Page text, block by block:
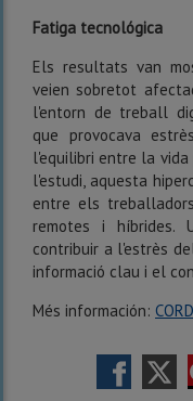
Fatiga tecnológica
Els resultats van
veien sobretot
l'entorn de treball
que provocava
l'equilibri entre la vida
l'estudi, aquesta
entre els
remotes i híbrides.
contribuir a l'estrès
informació clau i el
Més información: